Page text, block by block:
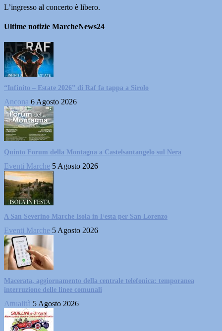
L’ingresso al concerto è libero.
Ultime notizie MarcheNews24
“Infinito – Estate 2026” di Raf fa tappa a Sirolo
Ancona 6 Agosto 2026
Quinto Forum della Montagna a Castelsantangelo sul Nera
Eventi Marche 5 Agosto 2026
A San Severino Marche Isola in Festa per San Lorenzo
Eventi Marche 5 Agosto 2026
Macerata, aggiornamento della centrale telefonica: temporanea
interruzione delle linee comunali
Attualità 5 Agosto 2026